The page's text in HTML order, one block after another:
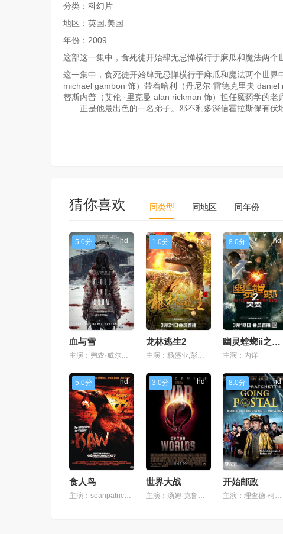
分类：科幻片
地区：英国,美国
年份：2009
这部这一集中，食死徒开始肆无忌惮横行于麻瓜和魔法两
这一集中，食死徒开始肆无忌惮横行于麻瓜和魔法两个世
michael gambon 饰）带着哈利（丹尼尔·雷德克里夫
替斯内普（艾伦 ·里克曼 alan rickman 饰）担任魔药学的
——正是他最出色的一名弟子。邓不利多深信霍拉斯保有伏
猜你喜欢 同类型 同地区 同年份
5.0分 hd
血与雪
1.0分 hd
龙林逃生2
8.0分 hd
幽灵螳螂ii之突变
主演：内详
5.0分 hd
食人鸟
主演：seanpatrickflanery,rodtaylor,stephenmchattie
3.0分 hd
世界大战
主演：汤姆·克鲁斯,达科塔·范宁,米兰达·奥图,贾斯汀·查特文,蒂姆·罗宾斯,瑞克·冈萨雷斯,尤尔·瓦斯克斯,莱尼·维尼托,丽萨·安·沃尔特,安·鲁滨逊,吉恩·巴瑞,大卫·阿伦·伯施理,罗兹·亚布拉姆斯,迈克尔·布朗李,卡米莉亚·莫内特,艾米·莱安,丹尼·霍奇
8.0分 hd
开始邮政
主演：理查德·柯伊尔,克莱尔·芙伊,大卫·苏切,查尔斯·丹斯,伊恩博纳